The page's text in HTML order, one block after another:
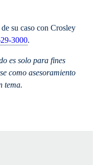
su caso con Crosley
3000.
es solo para fines
como asesoramiento
tema.